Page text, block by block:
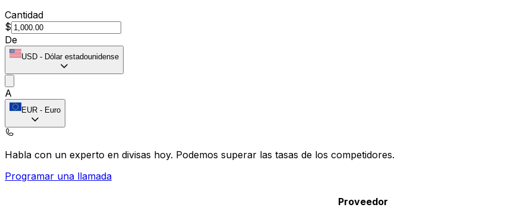
Cantidad
$
De
USD - Dólar estadounidense
A
EUR - Euro
Habla con un experto en divisas hoy. Podemos superar las tasas de los competidores.
Programar una llamada
Proveedor